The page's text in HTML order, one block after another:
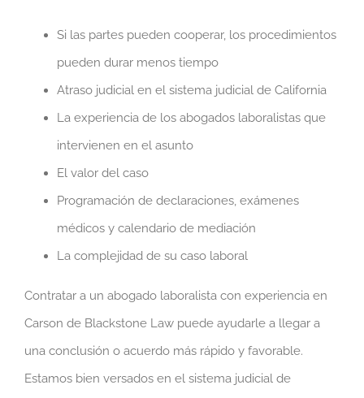
Si las partes pueden cooperar, los procedimientos
pueden durar menos tiempo
Atraso judicial en el sistema judicial de California
La experiencia de los abogados laboralistas que
intervienen en el asunto
El valor del caso
Programación de declaraciones, exámenes
médicos y calendario de mediación
La complejidad de su caso laboral
Contratar a un abogado laboralista con experiencia en
Carson de Blackstone Law puede ayudarle a llegar a
una conclusión o acuerdo más rápido y favorable.
Estamos bien versados en el sistema judicial de